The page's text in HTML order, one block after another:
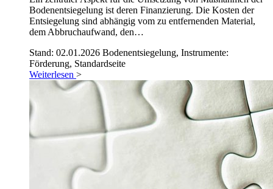
Bodenentsiegelung ist deren Finanzierung. Die Kosten der
Entsiegelung sind abhängig vom zu entfernenden Material,
dem Abbruchaufwand, den…
Stand: 02.01.2026 Bodenentsiegelung, Instrumente:
Förderung, Standardseite
Weiterlesen >